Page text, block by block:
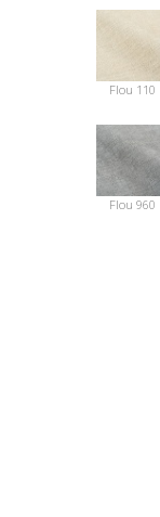
Flou 110
Flou 960